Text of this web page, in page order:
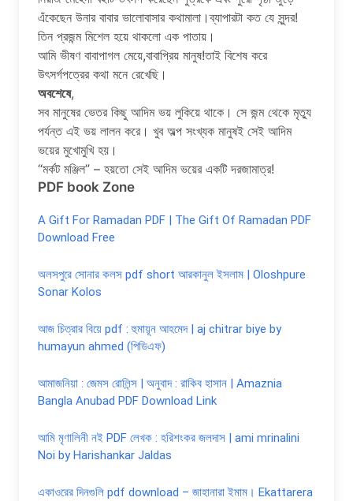
এঁকেছেন উনার বাবার ভালোবাসার কথামালা।ব্যাপারটা কত যে সুন্দর!
তিন প্রজন্ম মিশেল হয়ে থাকলো এক পাতায়।
আমি ভীষণ বাবাপাগল মেয়ে,বাবাপ্রিয় মানুষ!তাই বিশেষ করে
উৎসর্গপত্রের কথা মনে রেখেছি।
অবশেষে,
সব মানুষের ভেতর কিছু আদিম ভয় লুকিয়ে থাকে। সে জন্ম থেকে মৃত্যু
পর্যন্ত এই ভয় লালন করে। খুব অল্প সংখ্যক মানুষই সেই আদিম
ভয়ের মুখোমুখি হয়।
“মর্কট মঞ্জিল” – হয়তো সেই আদিম ভয়ের একটি দরজামাত্র!
PDF book Zone
A Gift For Ramadan PDF | The Gift Of Ramadan PDF
Download Free
অলসপুরে সোনার কলস pdf short আরকানুল ইসলাম | Oloshpure
Sonar Kolos
আজ চিত্রার বিয়ে pdf : হুমায়ূন আহমেদ | aj chitrar biye by
humayun ahmed (পিডিএফ)
আমাজনিয়া : জেমস রোলিন্স | অনুবাদ : রাকিব হাসান | Amaznia
Bangla Anubad PDF Download Link
আমি মৃণালিনী নই PDF লেখক : হরিশংকর জলদাস | ami mrinalini
Noi by Harishankar Jaldas
একাওরের দিনগুলি pdf download – জাহানারা ইমাম। Ekattarera